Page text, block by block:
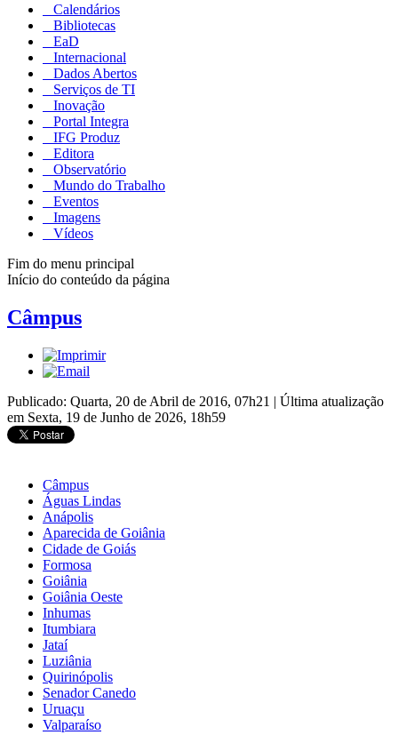
Calendários
Bibliotecas
EaD
Internacional
Dados Abertos
Serviços de TI
Inovação
Portal Integra
IFG Produz
Editora
Observatório
Mundo do Trabalho
Eventos
Imagens
Vídeos
Fim do menu principal
Início do conteúdo da página
Câmpus
Publicado: Quarta, 20 de Abril de 2016, 07h21 | Última atualização
em Sexta, 19 de Junho de 2026, 18h59
Câmpus
Águas Lindas
Anápolis
Aparecida de Goiânia
Cidade de Goiás
Formosa
Goiânia
Goiânia Oeste
Inhumas
Itumbiara
Jataí
Luziânia
Quirinópolis
Senador Canedo
Uruaçu
Valparaíso